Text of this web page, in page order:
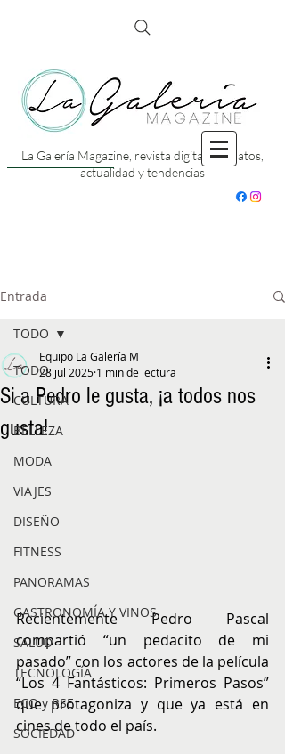
La Galería Magazine, revista digital con datos,
actualidad y tendencias
Entrada
TODO
CULTURA
BELLEZA
MODA
VIAJES
DISEÑO
FITNESS
PANORAMAS
GASTRONOMÍA Y VINOS
SALUD
TECNOLOGÍA
ECO y RSE
SOCIEDAD
TODO
Si a Pedro le gusta, ¡a todos nos
gusta!
Equipo La Galería M
28 jul 2025 1 min de lectura
Recientemente Pedro Pascal
compartió “un pedacito de mi
pasado” con los actores de la película
“Los 4 Fantásticos: Primeros Pasos”
que protagoniza y que ya está en
cines de todo el país.